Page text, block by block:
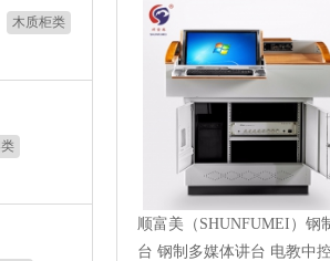
木质柜类
顺富美（SHUNFUMEI）钢
台 钢制多媒体讲台 电教中